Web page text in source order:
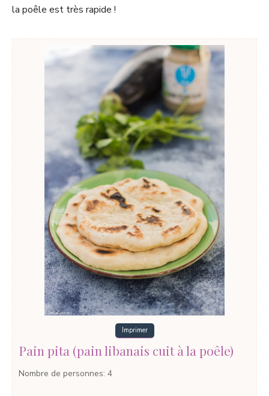
la poêle est très rapide !
Imprimer
Pain pita (pain libanais cuit à la poêle)
Nombre de personnes: 4